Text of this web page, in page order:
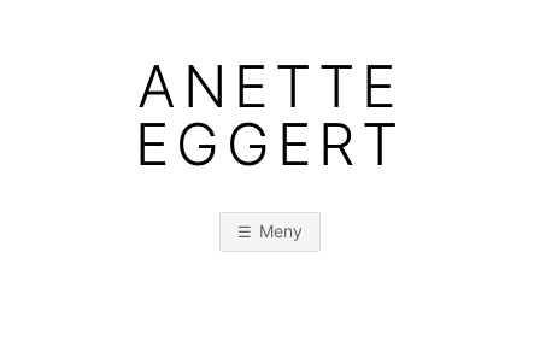
ANETTE
EGGERT
Meny